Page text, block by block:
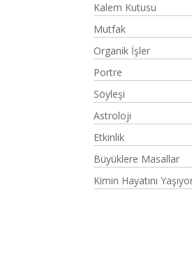
Kalem Kutusu
Mutfak
Organik İşler
Portre
Söyleşi
Astroloji
Etkinlik
Büyüklere Masallar
Kimin Hayatını